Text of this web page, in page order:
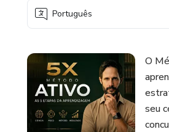
Português
O
seu